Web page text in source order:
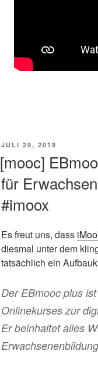
VERÖFFENTLICHT
JULI 29, 2019
[mooc]
für
#imoox
Es freut uns, dass
diesmal unter dem
tatsächlich ein
Der EBmooc plus
Onlinekurses zur
Er beinhaltet alles